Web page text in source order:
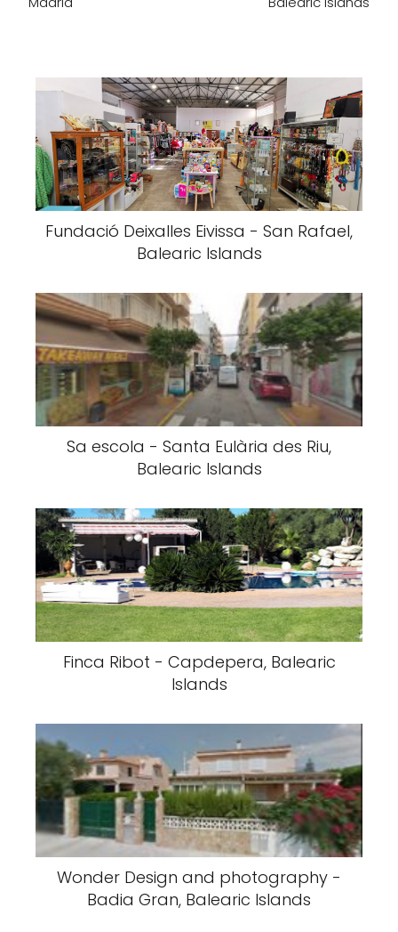
Fundació Deixalles Eivissa - San Rafael,
Balearic Islands
Sa escola - Santa Eulària des Riu,
Balearic Islands
Finca Ribot - Capdepera, Balearic
Islands
Wonder Design and photography -
Badia Gran, Balearic Islands